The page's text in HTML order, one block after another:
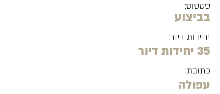
סטטוס:
בביצוע
יחידות דיור:
35 יחידות דיור
כתובת:
עפולה